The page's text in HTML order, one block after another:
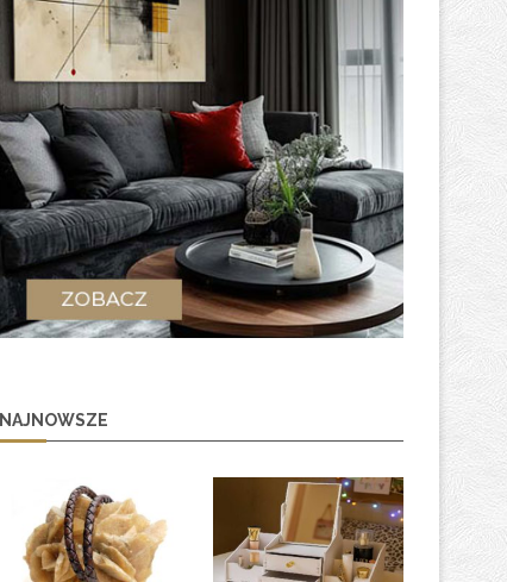
NAJNOWSZE